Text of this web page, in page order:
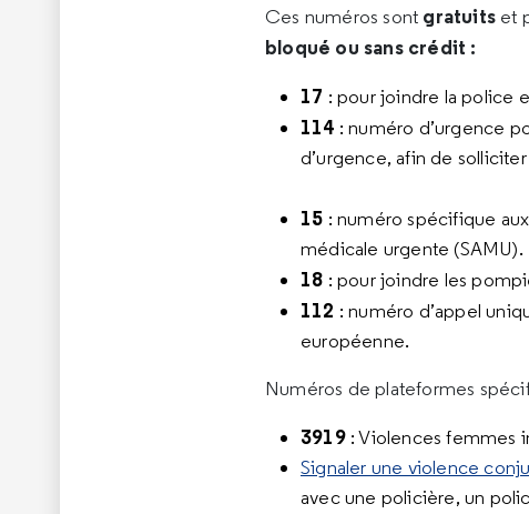
Ces numéros sont gratuits et
bloqué ou sans crédit :
17 : pour joindre la police
114 : numéro d’urgence
d’urgence, afin de
15 : numéro spécifique
médicale urgente (SAMU).
18 : pour joindre les
112 : numéro d’appel
européenne.
Numéros de plateformes
3919: Violences femmes
Signaler une violence
avec une policière, un